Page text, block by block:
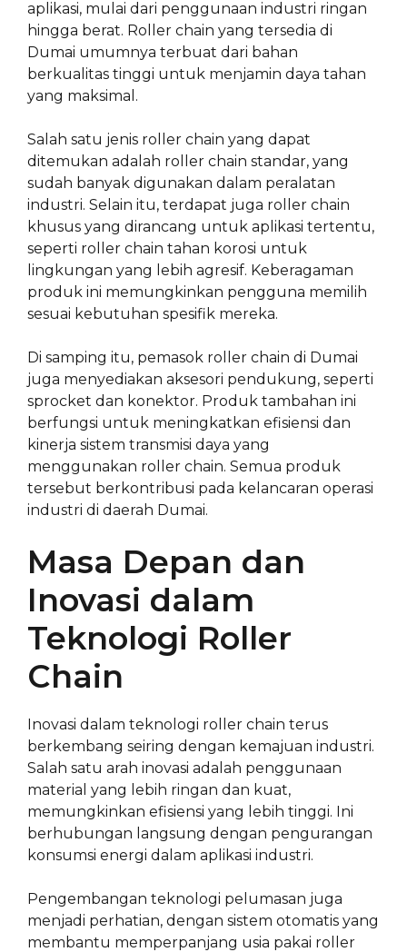
aplikasi, mulai dari penggunaan industri ringan
hingga berat. Roller chain yang tersedia di
Dumai umumnya terbuat dari bahan
berkualitas tinggi untuk menjamin daya tahan
yang maksimal.
Salah satu jenis roller chain yang dapat
ditemukan adalah roller chain standar, yang
sudah banyak digunakan dalam peralatan
industri. Selain itu, terdapat juga roller chain
khusus yang dirancang untuk aplikasi tertentu,
seperti roller chain tahan korosi untuk
lingkungan yang lebih agresif. Keberagaman
produk ini memungkinkan pengguna memilih
sesuai kebutuhan spesifik mereka.
Di samping itu, pemasok roller chain di Dumai
juga menyediakan aksesori pendukung, seperti
sprocket dan konektor. Produk tambahan ini
berfungsi untuk meningkatkan efisiensi dan
kinerja sistem transmisi daya yang
menggunakan roller chain. Semua produk
tersebut berkontribusi pada kelancaran operasi
industri di daerah Dumai.
Masa Depan dan
Inovasi dalam
Teknologi Roller
Chain
Inovasi dalam teknologi roller chain terus
berkembang seiring dengan kemajuan industri.
Salah satu arah inovasi adalah penggunaan
material yang lebih ringan dan kuat,
memungkinkan efisiensi yang lebih tinggi. Ini
berhubungan langsung dengan pengurangan
konsumsi energi dalam aplikasi industri.
Pengembangan teknologi pelumasan juga
menjadi perhatian, dengan sistem otomatis yang
membantu memperpanjang usia pakai roller